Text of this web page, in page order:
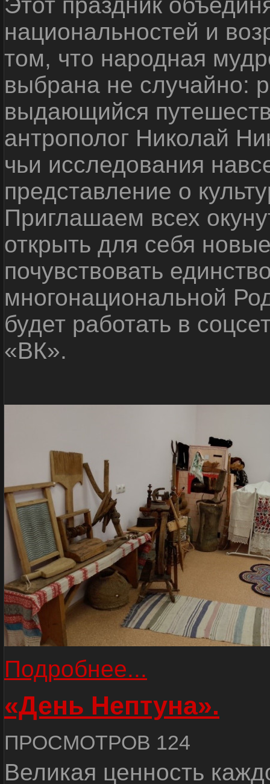
Этот праздник
национальностей и
том, что народная
выбрана не случайно:
выдающийся
антрополог Николай
чьи исследования
представление о
Приглашаем всех
открыть для себя
почувствовать
многонациональной
будет работать в
«ВК».
Подробнее...
«День Нептуна».
ПРОСМОТРОВ 124
Великая ценность